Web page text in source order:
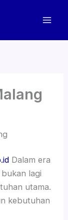
Dalam era
lagi
utama.
kebutuhan